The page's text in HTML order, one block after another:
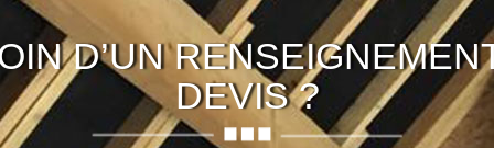
D’UN
DEVIS ?